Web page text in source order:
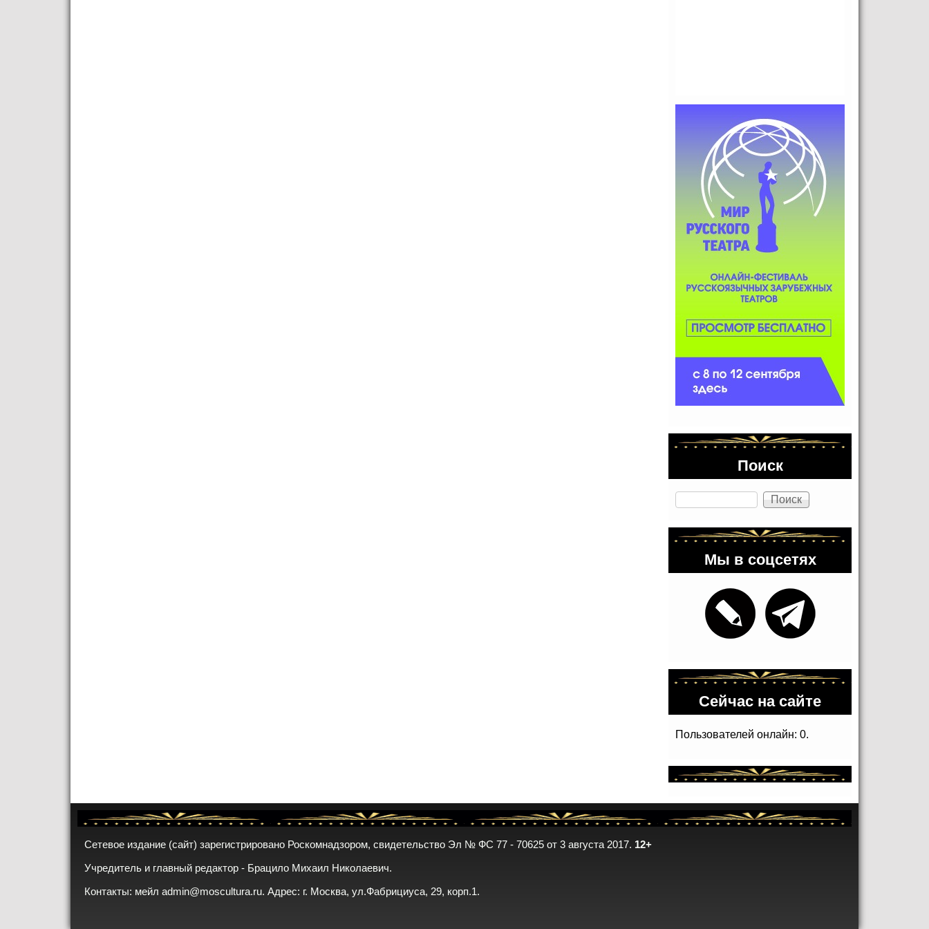
Поиск
Поиск
Мы в соцсетях
Сейчас на сайте
Пользователей онлайн: 0.
Сетевое издание (сайт) зарегистрировано Роскомнадзором, свидетельство Эл № ФС 77 - 70625 от 3 августа 2017. 12+
Учредитель и главный редактор - Брацило Михаил Николаевич.
Контакты: мейл admin@moscultura.ru. Адрес: г. Москва, ул.Фабрициуса, 29, корп.1.